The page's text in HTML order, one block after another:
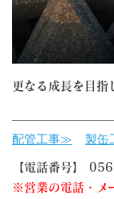
更なる成長を目指
配管工事≫ 製缶
【電話番号】
※営業の電話・メ